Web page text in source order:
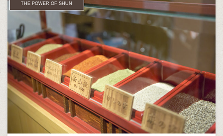
THE POWER OF SHUN